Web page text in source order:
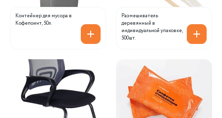
Контейнер для мусора в
Кофепоинт, 50л.
Размешиватель
деревянный в
индивидуальной упаковке,
500шт.